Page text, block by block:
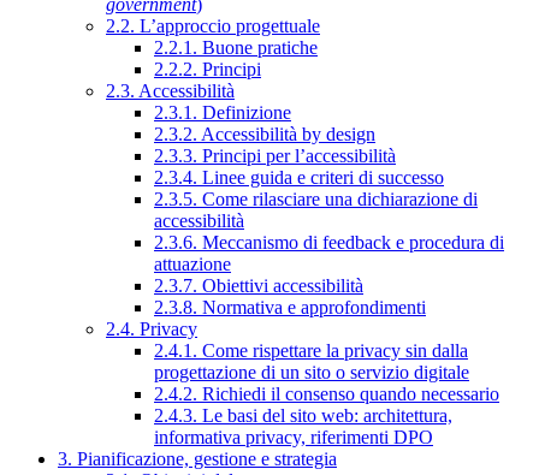
2.2. L’approccio progettuale
2.2.1. Buone pratiche
2.2.2. Principi
2.3. Accessibilità
2.3.1. Definizione
2.3.2. Accessibilità by design
2.3.3. Principi per l’accessibilità
2.3.4. Linee guida e criteri di successo
2.3.5. Come rilasciare una dichiarazione di
accessibilità
2.3.6. Meccanismo di feedback e procedura di
attuazione
2.3.7. Obiettivi accessibilità
2.3.8. Normativa e approfondimenti
2.4. Privacy
2.4.1. Come rispettare la privacy sin dalla
progettazione di un sito o servizio digitale
2.4.2. Richiedi il consenso quando necessario
2.4.3. Le basi del sito web: architettura,
informativa privacy, riferimenti DPO
3. Pianificazione, gestione e strategia